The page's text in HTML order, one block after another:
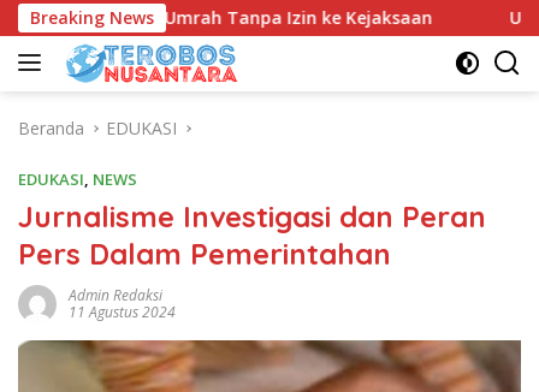
Breaking News
ke Kejaksaan UNIMEN Tambah Delapan Program
Beranda EDUKASI
EDUKASI, NEWS
Jurnalisme Investigasi dan Peran
Pers Dalam Pemerintahan
Admin Redaksi
11 Agustus 2024